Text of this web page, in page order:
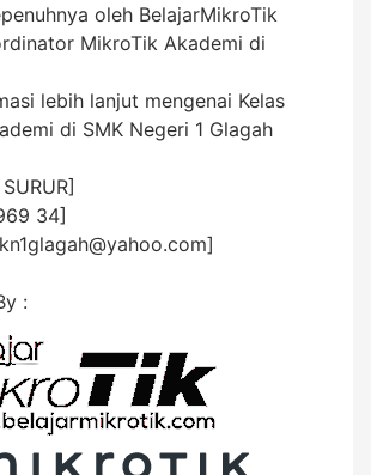
oleh BelajarMikroTik
MikroTik Akademi di
lebih lanjut mengenai Kelas
di SMK Negeri 1 Glagah
34]
: